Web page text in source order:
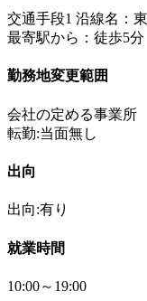
交通手段1 沿線名：
最寄駅から：徒歩5分
勤務地変更範囲
会社の定める事業所
転勤:当面無し
出向
出向:有り
就業時間
10:00～19:00